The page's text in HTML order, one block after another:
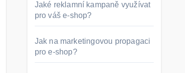
Jaké reklamní kampaně využívat
pro váš e-shop?
Jak na marketingovou propagaci
pro e-shop?